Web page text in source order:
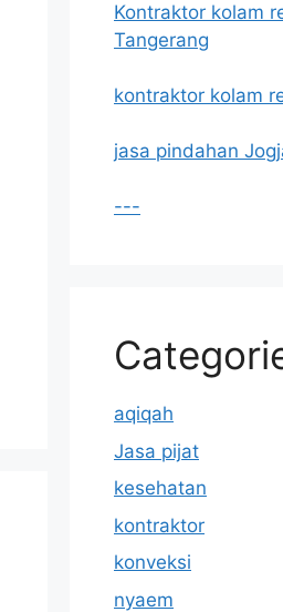
Kontraktor kolam
Tangerang
kontraktor kolam
jasa pindahan
---
aqiqah
Jasa pijat
kesehatan
kontraktor
konveksi
nyaem